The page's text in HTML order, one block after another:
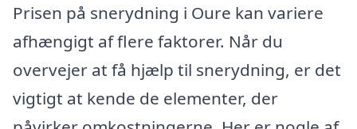
Prisen på snerydning i Oure kan variere
afhængigt af flere faktorer. Når du
overvejer at få hjælp til snerydning, er det
vigtigt at kende de elementer, der